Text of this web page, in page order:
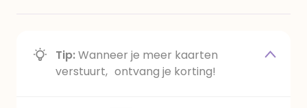
Tip:Wanneer je meer kaarten
verstuurt, ontvang je korting!